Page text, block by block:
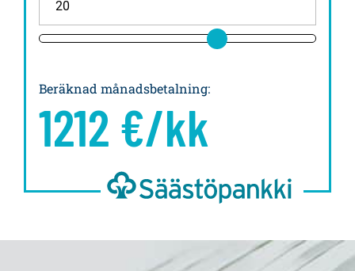
Beräknad månadsbetalning:
1212 €/kk